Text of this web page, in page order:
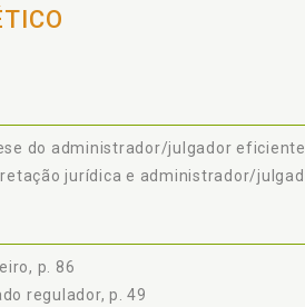
do administrador/julgador
jurídica e administrador/
p. 86
regulador, p. 49